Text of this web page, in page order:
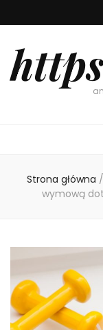
Strona główna /
wymową